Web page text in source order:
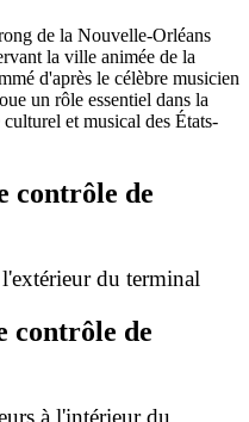
de la Nouvelle-Orléans
la ville animée de la
d'après le célèbre musicien
un rôle essentiel dans la
et musical des États-
contrôle de
du terminal
contrôle de
à l'intérieur du